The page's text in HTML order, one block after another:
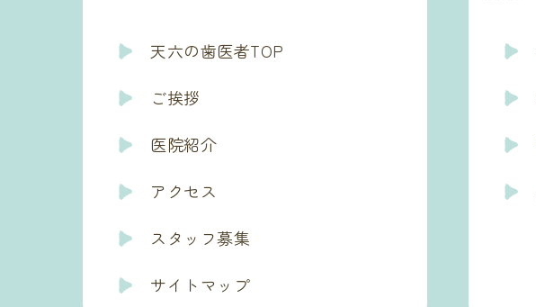
天六の歯医者TOP
ご挨拶
医院紹介
アクセス
スタッフ募集
サイトマップ